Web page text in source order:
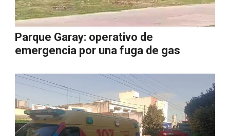
Parque Garay: operativo de
emergencia por una fuga de gas